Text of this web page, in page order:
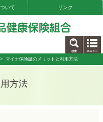
いて リンク
> マイナ保険証のメリットと利用方法
方法